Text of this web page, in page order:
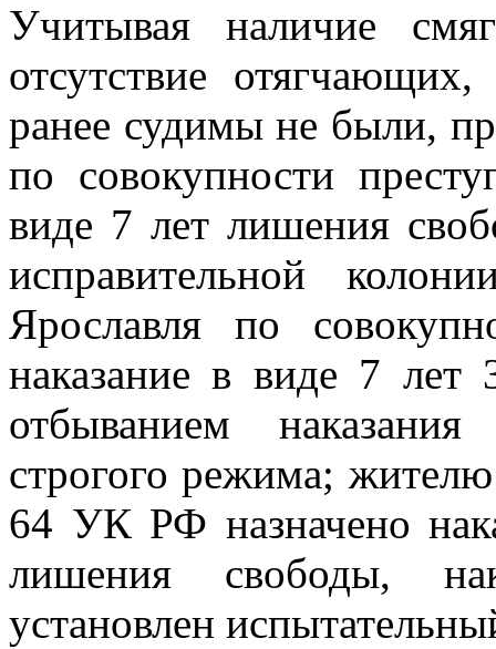
Учитывая наличие
отсутствие
ранее судимы не были,
по совокупности
виде 7 лет лишения
исправительной
Ярославля по
наказание в виде 7
отбыванием
строгого режима;
64 УК РФ назначено
лишения свободы,
установлен